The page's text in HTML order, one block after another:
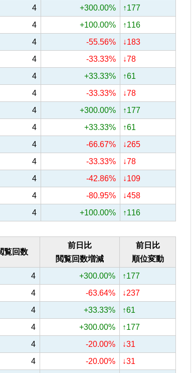
4 +300.00%
↑177
4 +100.00%
↑116
4 -55.56%
↓183
4 -33.33%
↓78
4 +33.33%
↑61
4 -33.33%
↓78
4 +300.00%
↑177
4 +33.33%
↑61
4 -66.67%
↓265
4 -33.33%
↓78
4 -42.86%
↓109
4 -80.95%
↓458
4 +100.00% ↑116
覧回数
前日比
閲覧回数増減
前日比
順位変動
4 +300.00%
↑177
4 -63.64%
↓237
4 +33.33%
↑61
4 +300.00%
↑177
4 -20.00%
↓31
4 -20.00%
↓31